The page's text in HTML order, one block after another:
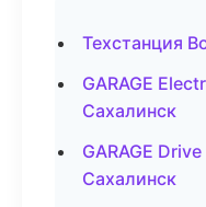
Техстанция
GARAGE
Сахалинск
GARAGE
Сахалинск